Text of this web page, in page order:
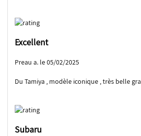
Excellent
Preau a. le 05/02/2025
Du Tamiya , modèle iconique , très belle
Subaru